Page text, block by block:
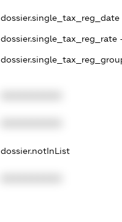
dossier.single_tax_reg_date -
dossier.single_tax_reg_rate
dossier.notInList